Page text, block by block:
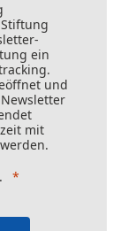
ein
und
mit
.